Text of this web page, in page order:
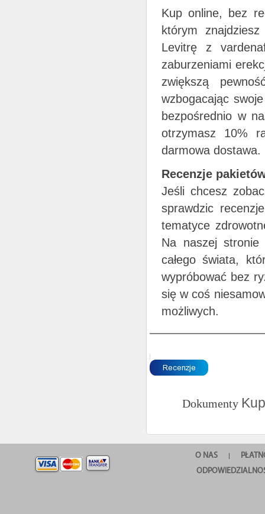
Kup online, bez
którym
Levitrę z
zaburzeniami
zwiększą
wzbogacając
bezpośrednio w
otrzymasz 10%
darmowa dostawa.
Recenzje
Jeśli chcesz
sprawdzic
tematyce
Na naszej
całego świata,
wypróbować bez
się w coś
możliwych.
Dokumenty
O NAS |